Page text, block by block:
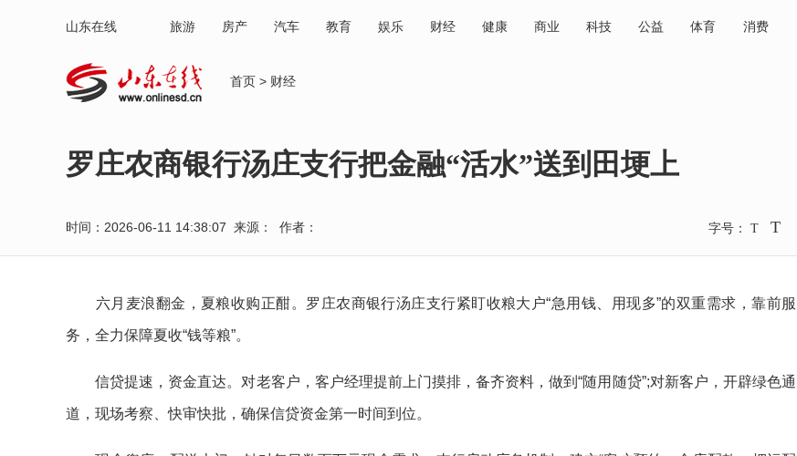
山东在线 旅游 房产 汽车 教育 娱乐 财经 健康 商业 科技 公益 体育 消费
首页 > 财经
罗庄农商银行汤庄支行把金融“活水”送到田埂上
时间：2026-06-11 14:38:07 来源： 作者： 字号： T T
六月麦浪翻金，夏粮收购正酣。罗庄农商银行汤庄支行紧盯收粮大户“急用钱、用现多”的双重需求，靠前服
务，全力保障夏收“钱等粮”。
信贷提速，资金直达。对老客户，客户经理提前上门摸排，备齐资料，做到“随用随贷”;对新客户，开辟绿色通
道，现场考察、快审快批，确保信贷资金第一时间到位。